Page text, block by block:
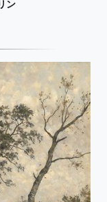
ン